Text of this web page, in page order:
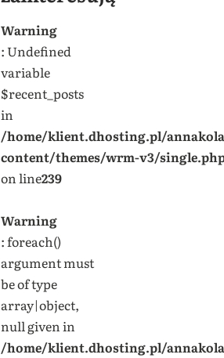
Warning
: Undefined
variable
$recent_posts
in
/home/klient.dhosting.pl/
content/themes/wrm-v3/
on line239
Warning
: foreach()
argument must
be of type
array|object,
null given in
/home/klient.dhosting.pl/